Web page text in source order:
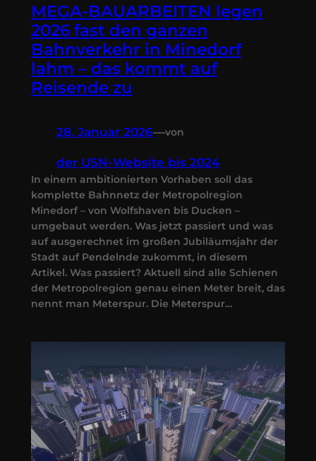
MEGA-BAUARBEITEN legen
2026 fast den ganzen
Bahnverkehr in Minedorf
lahm – das kommt auf
Reisende zu
28. Januar 2026—von
der USN-Website bis 2024
In einem ambitionierten Vorhaben soll das
komplette Bahnnetz der Metropolregion
Minedorf – von Wolfshaven bis Ducken –
umgebaut werden. Was jetzt passiert und was
auf ausgerechnet im großen Jubiläumsjahr der
Stadt auf Pendelnde zukommt, in diesem
Artikel. Was passiert? Aktuell sind alle Schienen
der Metropolregion genau einen Meter breit, das
nennt man Meterspur. Die Meterspur…